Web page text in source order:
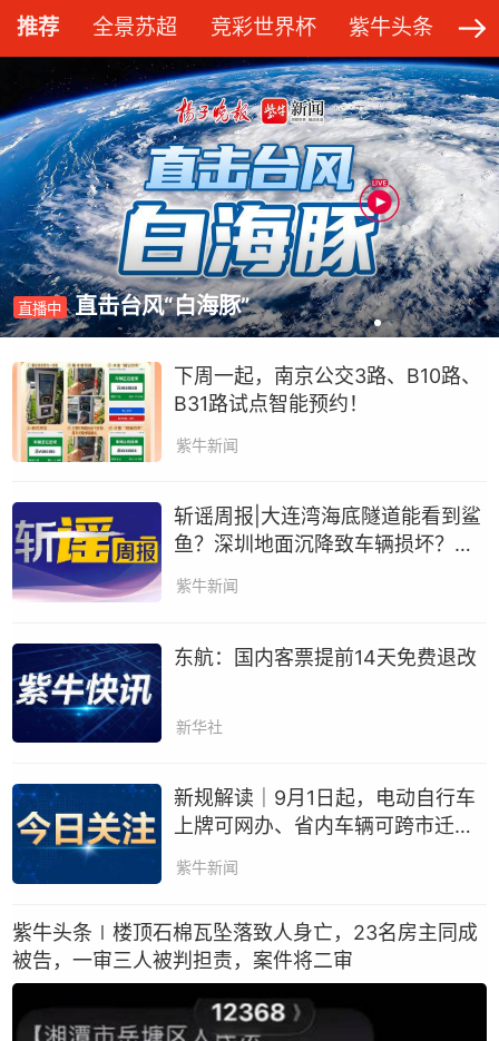
推荐 全景苏超 竞彩世界杯 紫牛头条 问
直播中 直击台风“白海豚”
下周一起，南京公交3路、B10路、
B31路试点智能预约！
紫牛新闻
斩谣周报|大连湾海底隧道能看到鲨
鱼？深圳地面沉降致车辆损坏？假
的
紫牛新闻
东航：国内客票提前14天免费退改
新华社
新规解读｜9月1日起，电动自行车
上牌可网办、省内车辆可跨市迁
移、身份证“一证通办”
紫牛新闻
紫牛头条∣楼顶石棉瓦坠落致人身亡，23名房主同成
被告，一审三人被判担责，案件将二审